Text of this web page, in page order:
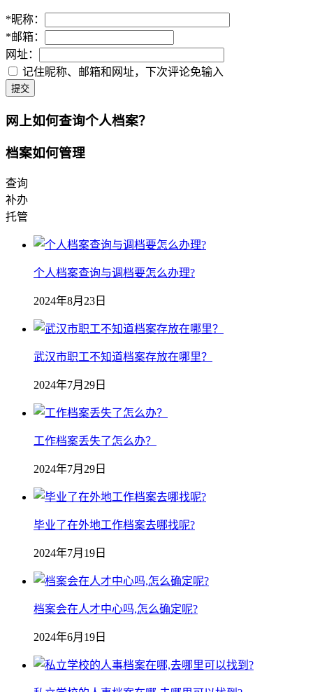
*昵称：
*邮箱：
网址：
记住昵称、邮箱和网址，下次评论免输入
提交
网上如何查询个人档案？
档案如何管理
查询
补办
托管
个人档案查询与调档要怎么办理?
2024年8月23日
武汉市职工不知道档案存放在哪里？
2024年7月29日
工作档案丢失了怎么办？
2024年7月29日
毕业了在外地工作档案去哪找呢?
2024年7月19日
档案会在人才中心吗,怎么确定呢?
2024年6月19日